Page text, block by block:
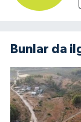
Bunlar da